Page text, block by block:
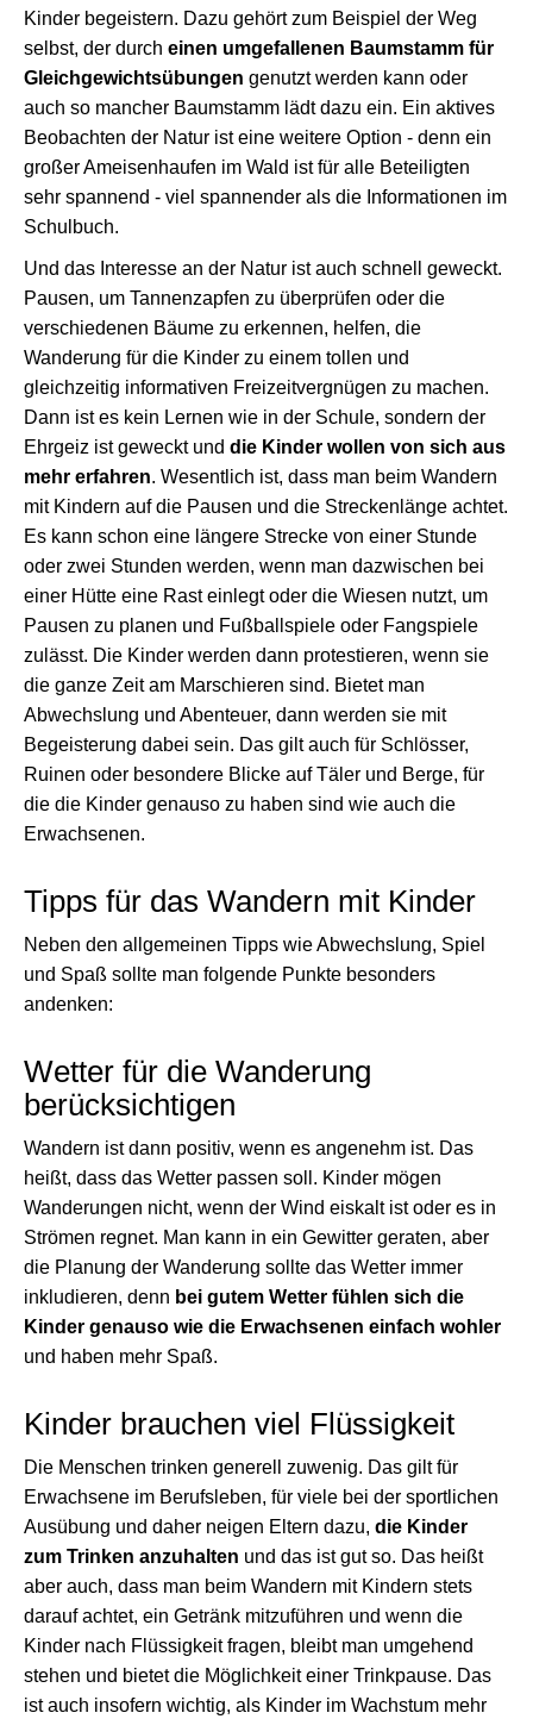
Kinder begeistern. Dazu gehört zum Beispiel der Weg
selbst, der durch einen umgefallenen Baumstamm für
Gleichgewichtsübungen genutzt werden kann oder
auch so mancher Baumstamm lädt dazu ein. Ein aktives
Beobachten der Natur ist eine weitere Option - denn ein
großer Ameisenhaufen im Wald ist für alle Beteiligten
sehr spannend - viel spannender als die Informationen im
Schulbuch.
Und das Interesse an der Natur ist auch schnell geweckt.
Pausen, um Tannenzapfen zu überprüfen oder die
verschiedenen Bäume zu erkennen, helfen, die
Wanderung für die Kinder zu einem tollen und
gleichzeitig informativen Freizeitvergnügen zu machen.
Dann ist es kein Lernen wie in der Schule, sondern der
Ehrgeiz ist geweckt und die Kinder wollen von sich aus
mehr erfahren. Wesentlich ist, dass man beim Wandern
mit Kindern auf die Pausen und die Streckenlänge achtet.
Es kann schon eine längere Strecke von einer Stunde
oder zwei Stunden werden, wenn man dazwischen bei
einer Hütte eine Rast einlegt oder die Wiesen nutzt, um
Pausen zu planen und Fußballspiele oder Fangspiele
zulässt. Die Kinder werden dann protestieren, wenn sie
die ganze Zeit am Marschieren sind. Bietet man
Abwechslung und Abenteuer, dann werden sie mit
Begeisterung dabei sein. Das gilt auch für Schlösser,
Ruinen oder besondere Blicke auf Täler und Berge, für
die die Kinder genauso zu haben sind wie auch die
Erwachsenen.
Tipps für das Wandern mit Kinder
Neben den allgemeinen Tipps wie Abwechslung, Spiel
und Spaß sollte man folgende Punkte besonders
andenken:
Wetter für die Wanderung
berücksichtigen
Wandern ist dann positiv, wenn es angenehm ist. Das
heißt, dass das Wetter passen soll. Kinder mögen
Wanderungen nicht, wenn der Wind eiskalt ist oder es in
Strömen regnet. Man kann in ein Gewitter geraten, aber
die Planung der Wanderung sollte das Wetter immer
inkludieren, denn bei gutem Wetter fühlen sich die
Kinder genauso wie die Erwachsenen einfach wohler
und haben mehr Spaß.
Kinder brauchen viel Flüssigkeit
Die Menschen trinken generell zuwenig. Das gilt für
Erwachsene im Berufsleben, für viele bei der sportlichen
Ausübung und daher neigen Eltern dazu, die Kinder
zum Trinken anzuhalten und das ist gut so. Das heißt
aber auch, dass man beim Wandern mit Kindern stets
darauf achtet, ein Getränk mitzuführen und wenn die
Kinder nach Flüssigkeit fragen, bleibt man umgehend
stehen und bietet die Möglichkeit einer Trinkpause. Das
ist auch insofern wichtig, als Kinder im Wachstum mehr